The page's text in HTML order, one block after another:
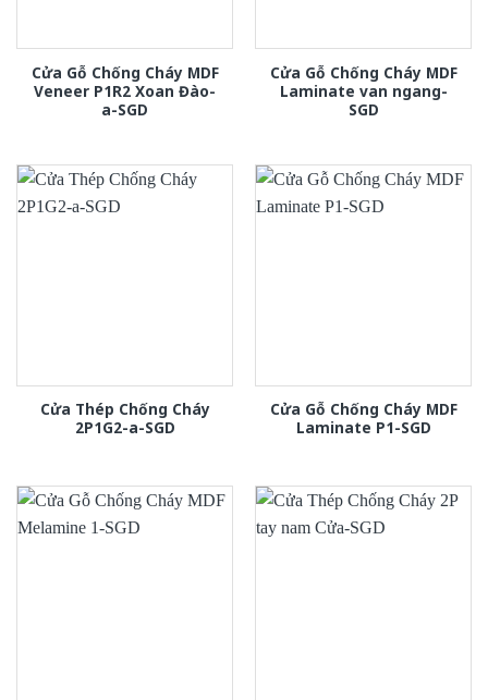
Cửa Gỗ Chống Cháy MDF
Veneer P1R2 Xoan Đào-
a-SGD
Cửa Gỗ Chống Cháy MDF
Laminate van ngang-
SGD
Cửa Thép Chống Cháy
2P1G2-a-SGD
Cửa Gỗ Chống Cháy MDF
Laminate P1-SGD